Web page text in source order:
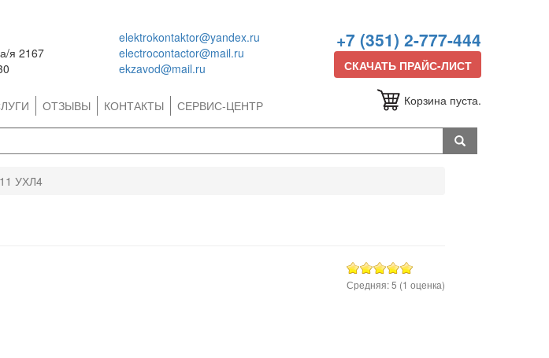
я 2167
elektrokontaktor@yandex.ru
electrocontactor@mail.ru
ekzavod@mail.ru
+7 (351) 2-777-444
СКАЧАТЬ ПРАЙС-ЛИСТ
ОТЗЫВЫ КОНТАКТЫ СЕРВИС-ЦЕНТР Корзина пуста.
УХЛ4
Средняя:5 (1 оценка)